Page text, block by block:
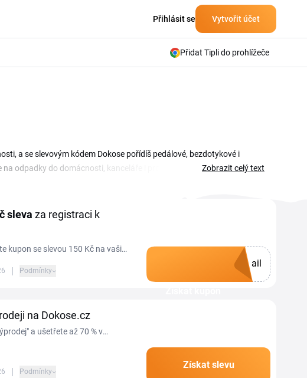
Přihlásit se Vytvořit účet
Přidat Tipli do prohlížeče
a se slevovým kódem Dokose pořídíš pedálové, bezdotykové i
odpadky do domácnosti, kanceláře i pro hotely, k tomu pytle a sáčky
Zobrazit celý text
sleva za registraci k
kupon se slevou 150 Kč na vaši
| Podmínky
ail
na Dokose.cz
a ušetřete až 70 % v
| Podmínky
Získat slevu